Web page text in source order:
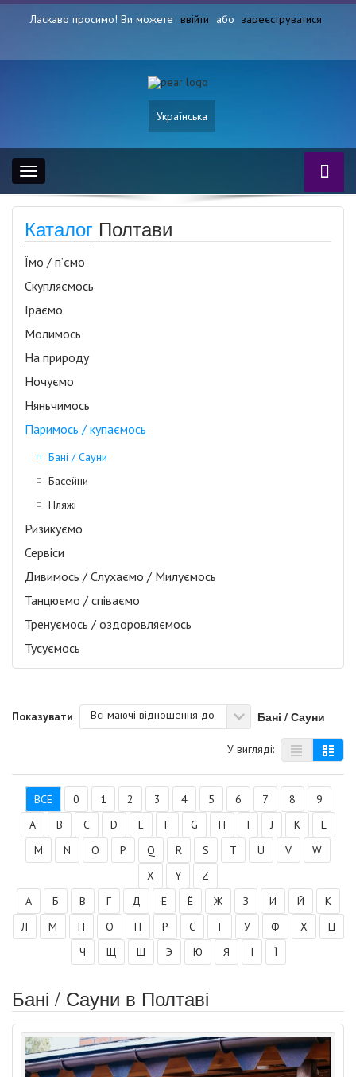
Ласкаво просимо! Ви можете ввійти або зареєструватися
Українська
Toggle
navigation
Каталог Полтави
Їмо / п’ємо
Скупляємось
Граємо
Молимось
На природу
Ночуємо
Няньчимось
Паримось / купаємось
Бані / Сауни
Басейни
Пляжі
Ризикуємо
Сервіси
Дивимось / Слухаємо / Милуємось
Танцюємо / співаємо
Тренуємось / оздоровляємось
Тусуємось
Показувати Всі маючі відношення до Бані / Сауни
У вигляді:
ВСЕ 0 1 2 3 4 5 6 7 8
9
A
B C D E F G H I J K
L
M
N O P Q R S T U V
W
X
Y
Z
А
Б В Г Д Е Ё Ж З И Й
К
Л
М Н О П Р С Т У Ф Х
Ц
Ч
Щ Ш Э Ю Я І Ї
Бані / Сауни в Полтаві